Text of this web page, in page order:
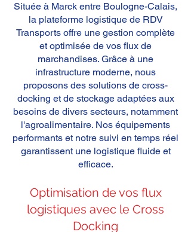
Située à Marck entre Boulogne-Calais,
la plateforme logistique de RDV
Transports offre une gestion complète
et optimisée de vos flux de
marchandises. Grâce à une
infrastructure moderne, nous
proposons des solutions de cross-
docking et de stockage adaptées aux
besoins de divers secteurs, notamment
l'agroalimentaire. Nos équipements
performants et notre suivi en temps réel
garantissent une logistique fluide et
efficace.
Optimisation de vos flux
logistiques avec le Cross
Docking